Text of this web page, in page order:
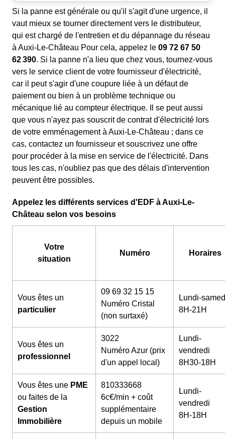
Si la panne est générale ou qu'il s'agit d'une urgence, il
vaut mieux se tourner directement vers le distributeur,
qui est chargé de l'entretien et du dépannage du réseau
à Auxi-Le-Château Pour cela, appelez le 09 72 67 50
62 390. Si la panne n'a lieu que chez vous, tournez-vous
vers le service client de votre fournisseur d'électricité,
car il peut s'agir d'une coupure liée à un défaut de
paiement ou bien à un problème technique ou
mécanique lié au compteur électrique. Il se peut aussi
que vous n'ayez pas souscrit de contrat d'électricité lors
de votre emménagement à Auxi-Le-Château ; dans ce
cas, contactez un fournisseur et souscrivez une offre
pour procéder à la mise en service de l'électricité. Dans
tous les cas, n'oubliez pas que des délais d'intervention
peuvent être possibles.
Appelez les différents services d'EDF à Auxi-Le-
Château selon vos besoins
Votre
situation
Numéro Horaires
Vous êtes un
particulier
09 69 32 15 15
Numéro Cristal
(non surtaxé)
Lundi-
8H-21H
Vous êtes un
professionnel
3022
Numéro Azur (prix
d'un appel local)
Lundi-
vendredi
8H30-18H
Vous êtes une PME
ou faites de la
Gestion
Immobilière
810333668
6c€/min + coût
supplémentaire
depuis un mobile
Lundi-
vendredi
8H-18H